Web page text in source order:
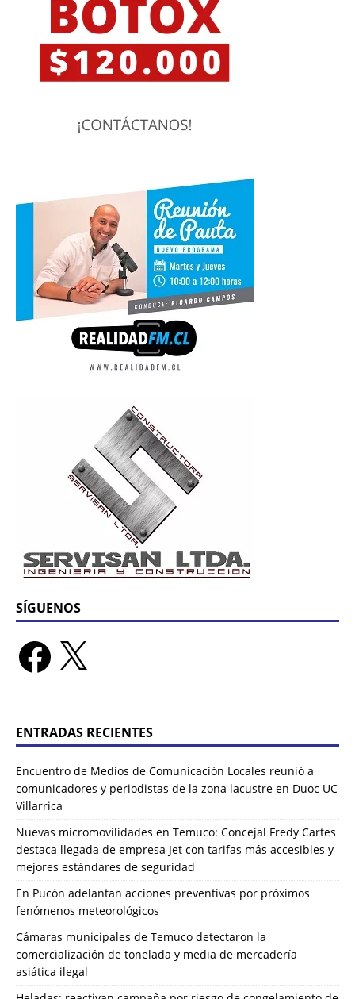
SÍGUENOS
ENTRADAS RECIENTES
Encuentro de Medios de Comunicación Locales reunió a
comunicadores y periodistas de la zona lacustre en Duoc UC
Villarrica
Nuevas micromovilidades en Temuco: Concejal Fredy Cartes
destaca llegada de empresa Jet con tarifas más accesibles y
mejores estándares de seguridad
En Pucón adelantan acciones preventivas por próximos
fenómenos meteorológicos
Cámaras municipales de Temuco detectaron la
comercialización de tonelada y media de mercadería
asiática ilegal